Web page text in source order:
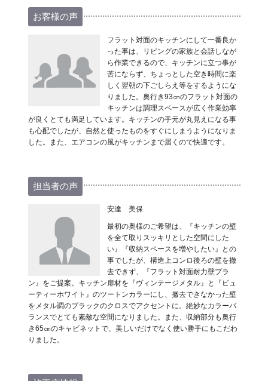
お客様の声
フラット対面のキッチンにして一番良か
った事は、リビングの家族と会話しなが
ら作業できるので、キッチンに立つ事が
苦にならず、ちょっとした空き時間に楽
しく翌朝の下ごしらえ等をするようにな
りました。奥行き93㎝のフラット対面の
キッチンは調理スペースが広く作業効率
が良くとても満足しています。キッチンの手元が丸見えになる事
も心配でしたが、自然と使ったものをすぐにしまうようになりま
した。また、エアコンの風がキッチンまで届くので快適です。
担当者の声
安達 美保
最初の奥様のご希望は、『キッチンの壁
を全て取りスッキリとした空間にした
い』『収納スペースを増やしたい』との
事でしたが、構造上コンロ後ろの壁を撤
去できず、『フラット対面耐力壁プラ
ン』をご提案。キッチン扉材を『ヴィンテージメタル』と『ビュ
ーティーホワイト』のツートンカラーにし、撤去できなかった壁
をメタル調のブラックのクロスでアクセントに。絶妙なカラーバ
ランスでとても素敵な空間になりました。また、収納部分も奥行
き65㎝のキャビネットで、美しいだけでなく使い勝手にもこだわ
りました。